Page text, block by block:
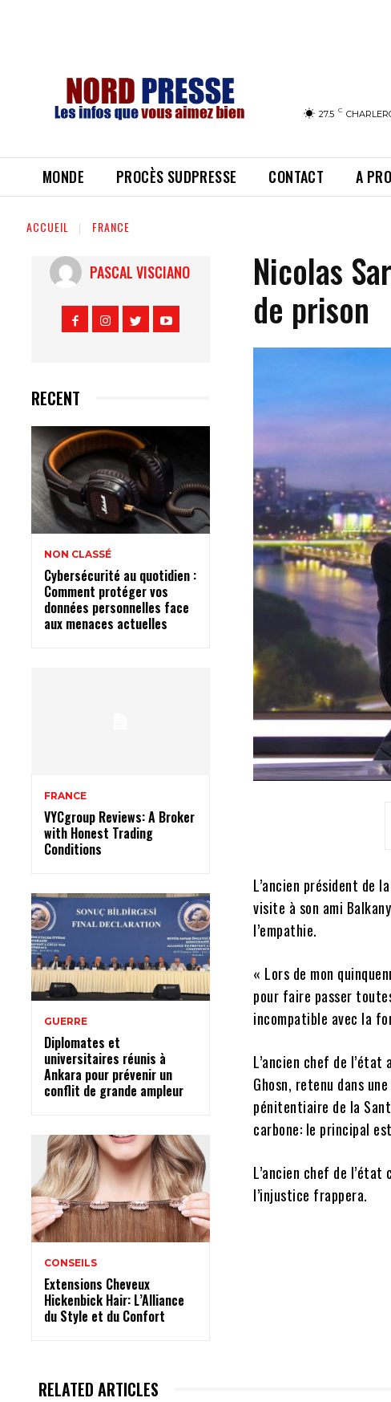
27.5 C
MONDE PROCÈS SUDPRESSE CONTACT A
ACCUEIL FRANCE
PASCAL VISCIANO
RECENT
NON CLASSÉ
Cybersécurité au quotidien :
Comment protéger vos
données personnelles face
aux menaces actuelles
FRANCE
VYCgroup Reviews: A Broker
with Honest Trading
Conditions
GUERRE
Diplomates et
universitaires réunis à
Ankara pour prévenir un
conflit de grande ampleur
CONSEILS
Extensions Cheveux
Hickenbick Hair: L’Alliance
du Style et du Confort
Nicolas
de prison
L’ancien président de
visite à son ami
l’empathie.
« Lors de mon
pour faire passer
incompatible avec la
L’ancien chef de
Ghosn, retenu dans
pénitentiaire de la
carbone: le principal
L’ancien chef de
l’injustice frappera.
RELATED ARTICLES